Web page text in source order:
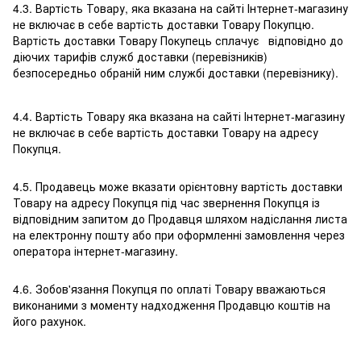
4.3. Вартість Товару, яка вказана на сайті Інтернет-магазину
не включає в себе вартість доставки Товару Покупцю.
Вартість доставки Товару Покупець сплачує відповідно до
діючих тарифів служб доставки (перевізників)
безпосередньо обраній ним службі доставки (перевізнику).
4.4. Вартість Товару яка вказана на сайті Інтернет-магазину
не включає в себе вартість доставки Товару на адресу
Покупця.
4.5. Продавець може вказати орієнтовну вартість доставки
Товару на адресу Покупця під час звернення Покупця із
відповідним запитом до Продавця шляхом надіслання листа
на електронну пошту або при оформленні замовлення через
оператора інтернет-магазину.
4.6. Зобов'язання Покупця по оплаті Товару вважаються
виконаними з моменту надходження Продавцю коштів на
його рахунок.